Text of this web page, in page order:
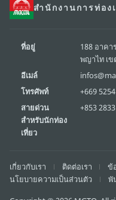
สำนักงานการท่อง
ที่อยู่
188 อาค
พญาไท เข
อีเมล์
โทรศัพท์
+669
สายด่วน
สำหรับนักท่อง
เที่ยว
+853
เกี่ยวกับเรา ติดต่อเรา
ข้
นโยบายความเป็นส่วนตัว
พั